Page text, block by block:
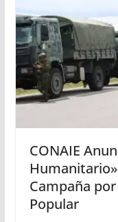
CONAIE
Campaña por
Popular